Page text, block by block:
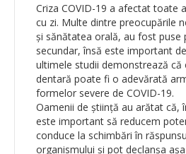
Criza COVID-19 a afectat toate
cu zi. Multe dintre preocupările
și sănătatea orală, au fost puse
secundar, însă este important
ultimele studii demonstrează că
dentară poate fi o adevărată
formelor severe de COVID-19.
Oamenii de știință au arătat că,
este important să reducem
conduce la schimbări în
organismului și pot declanșa